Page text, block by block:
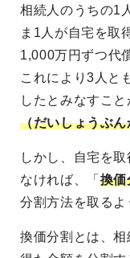
相続人のうちの1
ま1人が自宅を取
1,000万円ずつ代
これにより3人と
したとみなすこ
（だいしょうぶん
しかし、自宅を
なければ、「 換価
分割方法を取るよ
換価分割とは、